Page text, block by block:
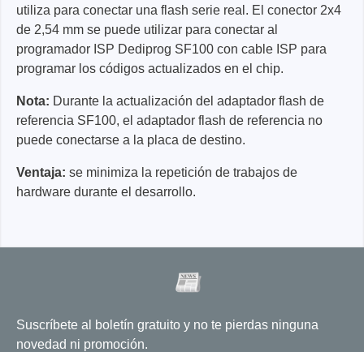
utiliza para conectar una flash serie real. El conector 2x4
de 2,54 mm se puede utilizar para conectar al
programador ISP Dediprog SF100 con cable ISP para
programar los códigos actualizados en el chip.
Nota: Durante la actualización del adaptador flash de
referencia SF100, el adaptador flash de referencia no
puede conectarse a la placa de destino.
Ventaja: se minimiza la repetición de trabajos de
hardware durante el desarrollo.
Suscríbete al boletín gratuito y no te pierdas ninguna
novedad ni promoción.